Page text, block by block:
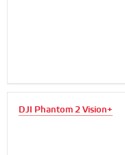
DJI Phantom 2 Vision+